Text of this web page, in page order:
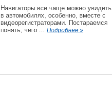
Навигаторы все чаще можно увидеть
в автомобилях, особенно, вместе с
видеорегистраторами. Постараемся
понять, чего ... Подробнее »